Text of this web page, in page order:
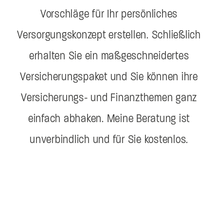
Vorschläge für Ihr persönliches
Versorgungskonzept erstellen. Schließlich
erhalten Sie ein maßgeschneidertes
Versicherungspaket und Sie können ihre
Versicherungs- und Finanzthemen ganz
einfach abhaken. Meine Beratung ist
unverbindlich und für Sie kostenlos.